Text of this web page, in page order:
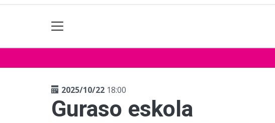
2025/10/22 18:00
Guraso eskola